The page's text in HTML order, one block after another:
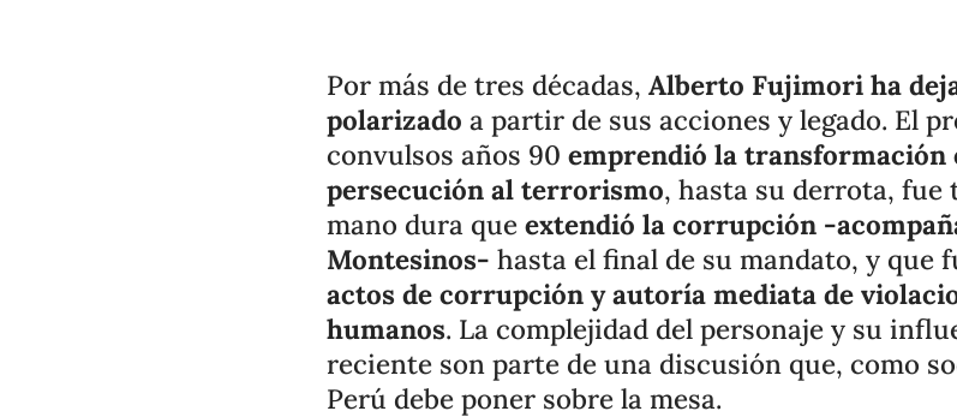
Por más de tres décadas, Alberto Fujimori ha
polarizado a partir de sus acciones y legado. El
convulsos años 90 emprendió la transformación
persecución al terrorismo, hasta su derrota, fue
mano dura que extendió la corrupción -
Montesinos- hasta el final de su mandato, y que
actos de corrupción y autoría mediata de
humanos. La complejidad del personaje y su
reciente son parte de una discusión que, como
Perú debe poner sobre la mesa.